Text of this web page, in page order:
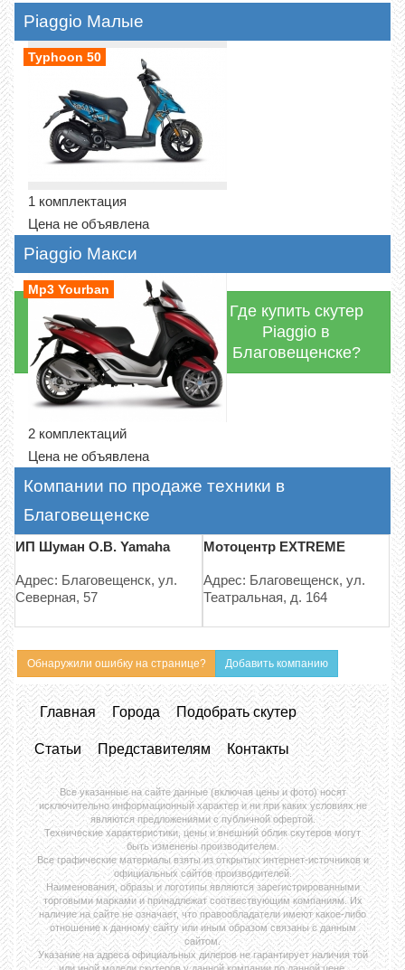
Piaggio Малые
Typhoon 50
1 комплектация
Цена не объявлена
Piaggio Макси
Mp3 Yourban
2 комплектаций
Цена не объявлена
Где купить скутер
Piaggio в
Благовещенске?
Компании по продаже техники в
Благовещенске
ИП Шуман О.В. Yamaha
Адрес: Благовещенск, ул.
Северная, 57
Мотоцентр EXTREME
Адрес: Благовещенск, ул.
Театральная, д. 164
Обнаружили ошибку на странице? Добавить компанию
Главная Города Подобрать скутер
Статьи Представителям Контакты
Все указанные на сайте данные (включая цены и фото) носят
исключительно информационный характер и ни при каких условиях не
являются предложениями с публичной офертой.
Технические характеристики, цены и внешний облик скутеров могут
быть изменены производителем.
Все графические материалы взяты из открытых интернет-источников и
официальных сайтов производителей.
Наименования, образы и логотипы являются зарегистрированными
торговыми марками и принадлежат соотвествующим компаниям. Их
наличие на сайте не означает, что правообладатели имеют какое-либо
отношение к данному сайту или иным образом связаны с данным
сайтом.
Указание на адреса официальных дилеров не гарантирует наличия той